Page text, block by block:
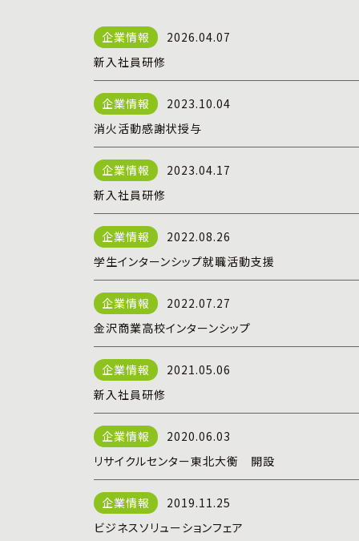
2026.04.07
新入社員研修
2023.10.04
消火活動感謝状授与
2023.04.17
新入社員研修
2022.08.26
学生インターンシップ就職活動支援
2022.07.27
金沢商業高校インターンシップ
2021.05.06
新入社員研修
2020.06.03
リサイクルセンター東北大衡 開設
2019.11.25
ビジネスソリューションフェア